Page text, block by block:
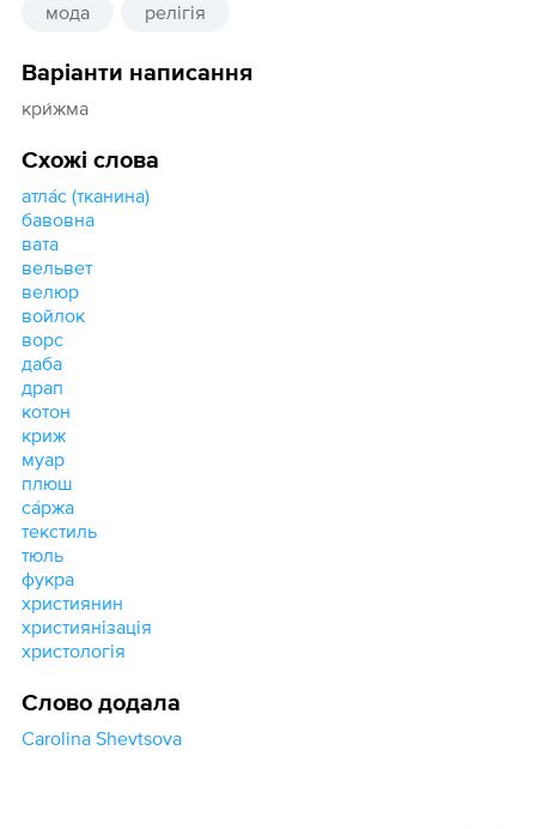
мода релігія
Варіанти написання
кри́жма
Схожі слова
атла́с (тканина)
бавовна
вата
вельвет
велюр
войлок
ворс
даба
драп
котон
криж
муар
плюш
са́ржа
текстиль
тюль
фукра
християнин
християнізація
христологія
Слово додала
Carolina Shevtsova